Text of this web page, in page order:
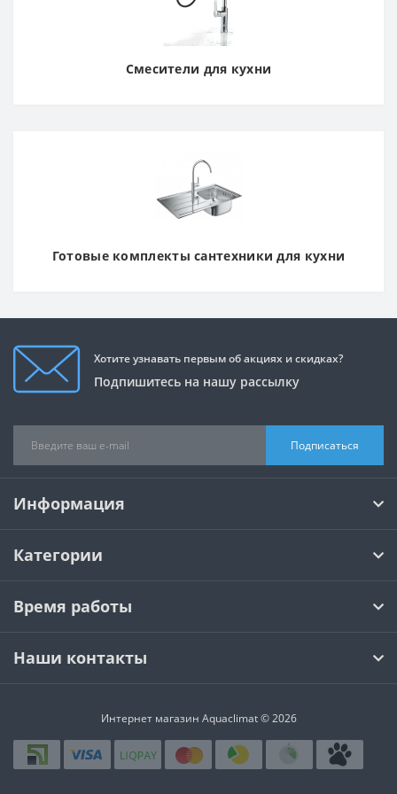
Смесители для кухни
Готовые комплекты сантехники для кухни
Хотите узнавать первым об акциях и скидках?
Подпишитесь на нашу рассылку
Подписаться
Информация
Категории
Время работы
Наши контакты
Интернет магазин Aquaclimat © 2026